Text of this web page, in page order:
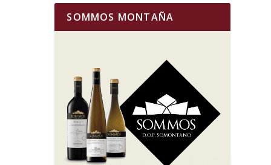
SOMMOS MONTAÑA